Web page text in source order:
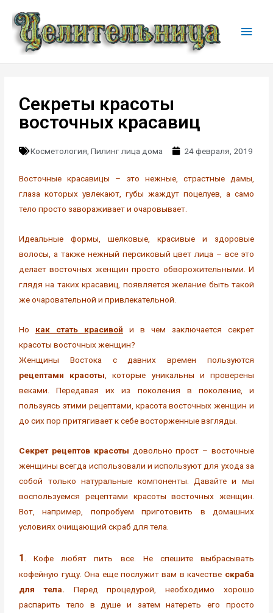
Секреты красоты
восточных красавиц
Косметология ,Пилинг лица дома 24 февраля, 2019
Восточные красавицы – это нежные, страстные дамы,
глаза которых увлекают, губы жаждут поцелуев, а само
тело просто завораживает и очаровывает.
Идеальные формы, шелковые, красивые и здоровые
волосы, а также нежный персиковый цвет лица – все это
делает восточных женщин просто обворожительными. И
глядя на таких красавиц, появляется желание быть такой
же очаровательной и привлекательной.
Но как стать красивой и в чем заключается секрет
красоты восточных женщин?
Женщины Востока с давних времен пользуются
рецептами красоты , которые уникальны и проверены
веками. Передавая их из поколения в поколение, и
пользуясь этими рецептами, красота восточных женщин и
до сих пор притягивает к себе восторженные взгляды.
Секрет рецептов красоты довольно прост – восточные
женщины всегда использовали и используют для ухода за
собой только натуральные компоненты. Давайте и мы
воспользуемся рецептами красоты восточных женщин.
Вот, например, попробуем приготовить в домашних
условиях очищающий скраб для тела.
1
. Кофе любят пить все. Не спешите выбрасывать
кофейную гущу. Она еще послужит вам в качестве скраба
для тела. Перед процедурой, необходимо хорошо
распарить тело в душе и затем натереть его просто